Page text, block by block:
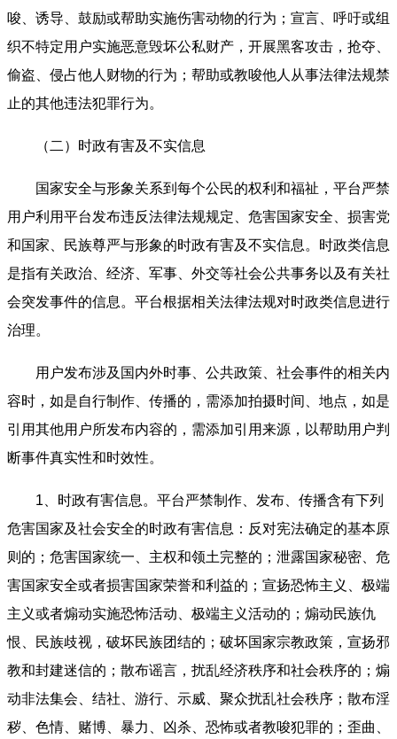
唆、诱导、鼓励或帮助实施伤害动物的行为；宣言、呼吁或组
织不特定用户实施恶意毁坏公私财产，开展黑客攻击，抢夺、
偷盗、侵占他人财物的行为；帮助或教唆他人从事法律法规禁
止的其他违法犯罪行为。
（二）时政有害及不实信息
国家安全与形象关系到每个公民的权利和福祉，平台严禁
用户利用平台发布违反法律法规规定、危害国家安全、损害党
和国家、民族尊严与形象的时政有害及不实信息。时政类信息
是指有关政治、经济、军事、外交等社会公共事务以及有关社
会突发事件的信息。平台根据相关法律法规对时政类信息进行
治理。
用户发布涉及国内外时事、公共政策、社会事件的相关内
容时，如是自行制作、传播的，需添加拍摄时间、地点，如是
引用其他用户所发布内容的，需添加引用来源，以帮助用户判
断事件真实性和时效性。
1、时政有害信息。平台严禁制作、发布、传播含有下列
危害国家及社会安全的时政有害信息：反对宪法确定的基本原
则的；危害国家统一、主权和领土完整的；泄露国家秘密、危
害国家安全或者损害国家荣誉和利益的；宣扬恐怖主义、极端
主义或者煽动实施恐怖活动、极端主义活动的；煽动民族仇
恨、民族歧视，破坏民族团结的；破坏国家宗教政策，宣扬邪
教和封建迷信的；散布谣言，扰乱经济秩序和社会秩序的；煽
动非法集会、结社、游行、示威、聚众扰乱社会秩序；散布淫
秽、色情、赌博、暴力、凶杀、恐怖或者教唆犯罪的；歪曲、